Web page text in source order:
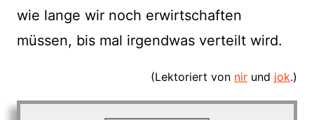
wie lange wir noch erwirtschaften
müssen, bis mal irgendwas verteilt wird.
(Lektoriert von nir und jok.)